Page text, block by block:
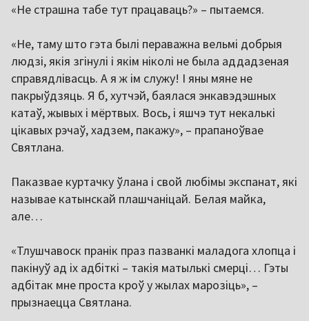
«Не страшна табе тут працаваць?» – пытаемся.
«Не, таму што гэта былі пераважна вельмі добрыя
людзі, якія згінулі і якім ніколі не была аддадзеная
справядлівасць. А я ж ім служу! І яны мяне не
пакрыўдзяць. Я б, хутчэй, баялася энкавэдэшных
катаў, жывых і мёртвых. Вось, і яшчэ тут некалькі
цікавых рэчаў, хадзем, пакажу», – прапаноўвае
Святлана.
Паказвае куртачку ўлана і свой любімы экспанат, які
называе катынскай плашчаніцай. Белая майка,
але…
«Тлушчавоск пранік праз пазванкі маладога хлопца і
пакінуў ад іх адбіткі – такія матылькі смерці… Гэты
адбітак мне проста кроў у жылах марозіць», –
прызнаецца Святлана.